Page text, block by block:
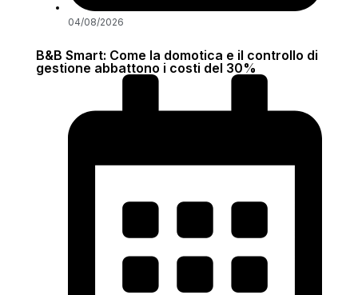
04/08/2026
B&B Smart: Come la domotica e il controllo di
gestione abbattono i costi del 30%